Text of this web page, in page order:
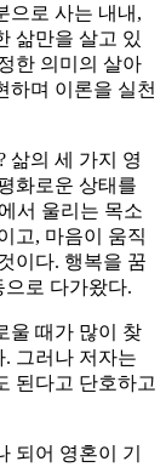
으로 사는 내내,
삶만을 살고 있
한 의미의 살아
하며 이론을 실천
삶의 세 가지 영
화로운 상태를
서 울리는 목소
고, 마음이 움직
이다. 행복을 꿈
로 다가왔다.
울 때가 많이 찾
그러나 저자는
된다고 단호하고
되어 영혼이 기